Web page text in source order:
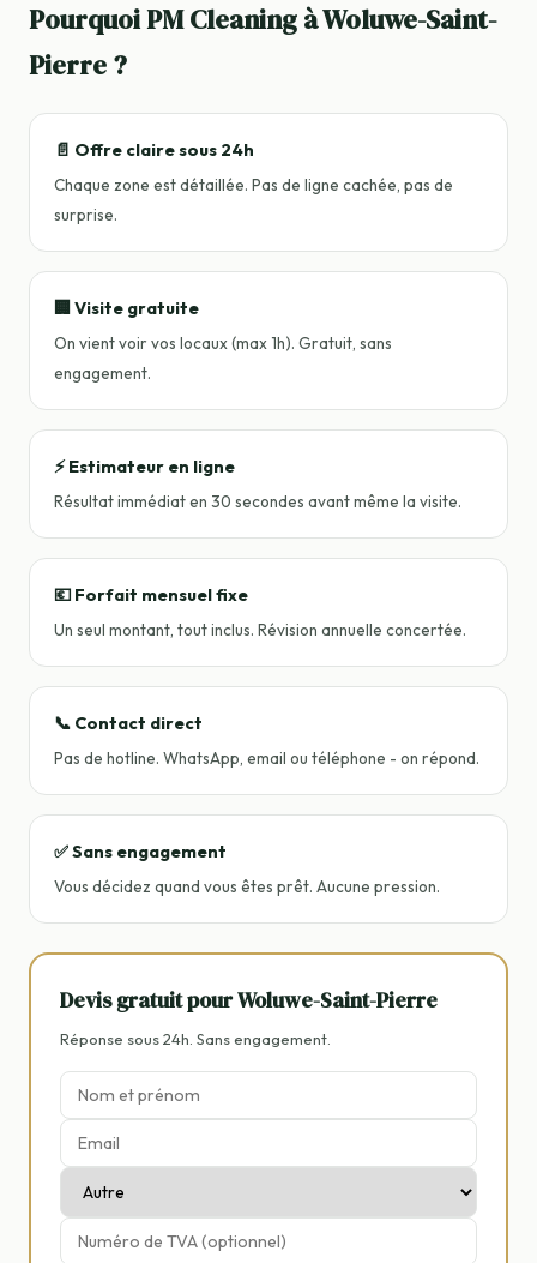
Pourquoi PM Cleaning à Woluwe-Saint-
Pierre ?
📄 Offre claire sous 24h
Chaque zone est détaillée. Pas de ligne cachée, pas de
surprise.
🏢 Visite gratuite
On vient voir vos locaux (max 1h). Gratuit, sans
engagement.
⚡ Estimateur en ligne
Résultat immédiat en 30 secondes avant même la visite.
💶 Forfait mensuel fixe
Un seul montant, tout inclus. Révision annuelle concertée.
📞 Contact direct
Pas de hotline. WhatsApp, email ou téléphone - on répond.
✅ Sans engagement
Vous décidez quand vous êtes prêt. Aucune pression.
Devis gratuit pour Woluwe-Saint-Pierre
Réponse sous 24h. Sans engagement.